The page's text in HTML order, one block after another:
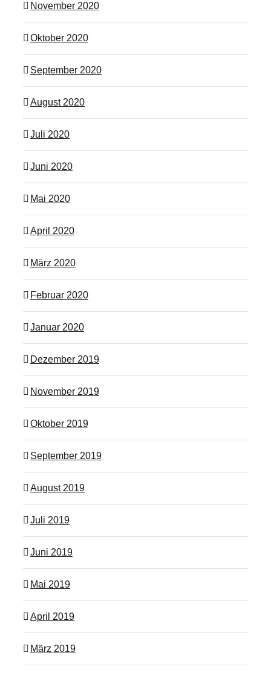
November 2020
Oktober 2020
September 2020
August 2020
Juli 2020
Juni 2020
Mai 2020
April 2020
März 2020
Februar 2020
Januar 2020
Dezember 2019
November 2019
Oktober 2019
September 2019
August 2019
Juli 2019
Juni 2019
Mai 2019
April 2019
März 2019